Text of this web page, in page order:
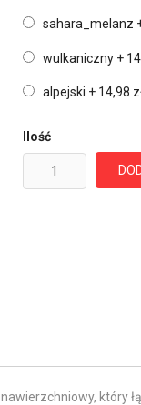
sahara_melanz
wulkaniczny +
alpejski + 14,98
Ilość
który